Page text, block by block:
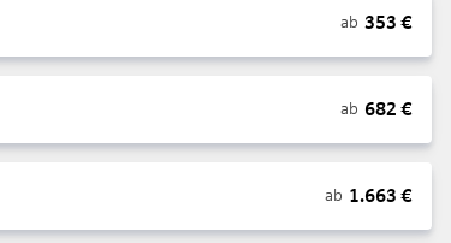
ab 353 €
ab 682 €
ab 1.663 €